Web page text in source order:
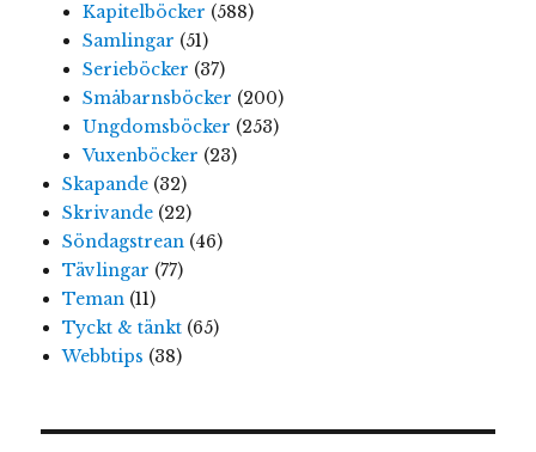
Kapitelböcker (588)
Samlingar (51)
Serieböcker (37)
Småbarnsböcker (200)
Ungdomsböcker (253)
Vuxenböcker (23)
Skapande(32)
Skrivande(22)
Söndagstrean(46)
Tävlingar (77)
Teman(11)
Tyckt & tänkt(65)
Webbtips (38)